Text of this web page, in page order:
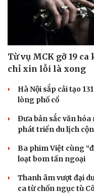
Từ vụ MCK gỡ 19
chỉ xin lỗi là xong
Hà Nội sắp cải tạo
lòng phố cổ
Đưa bản sắc văn
phát triển du lịch
Ba phim Việt cùng
loạt bom tấn ngoại
Thanh âm vượt đại
ca từ chốn ngục tù